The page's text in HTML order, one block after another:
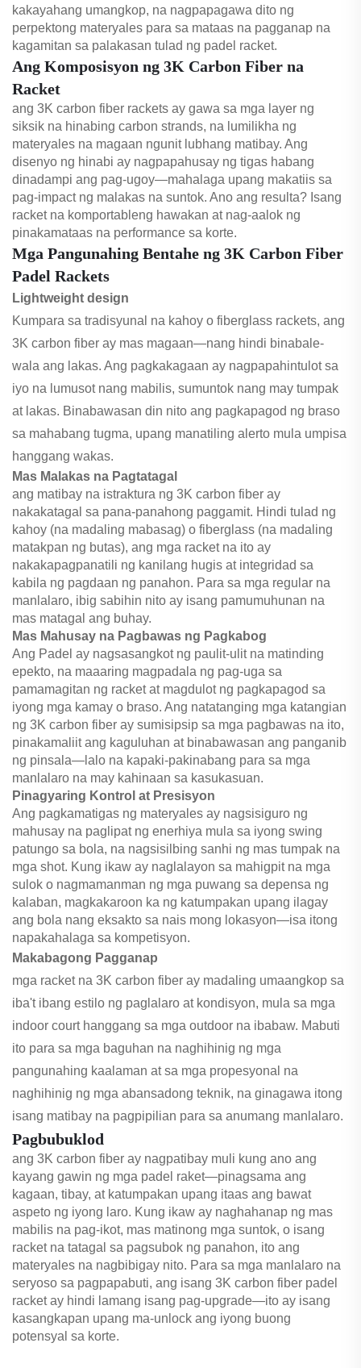
kakayahang umangkop, na nagpapagawa dito ng
perpektong materyales para sa mataas na pagganap na
kagamitan sa palakasan tulad ng padel racket.
Ang Komposisyon ng 3K Carbon Fiber na
Racket
ang 3K carbon fiber rackets ay gawa sa mga layer ng
siksik na hinabing carbon strands, na lumilikha ng
materyales na magaan ngunit lubhang matibay. Ang
disenyo ng hinabi ay nagpapahusay ng tigas habang
dinadampi ang pag-ugoy—mahalaga upang makatiis sa
pag-impact ng malakas na suntok. Ano ang resulta? Isang
racket na komportableng hawakan at nag-aalok ng
pinakamataas na performance sa korte.
Mga Pangunahing Bentahe ng 3K Carbon Fiber
Padel Rackets
Lightweight design
Kumpara sa tradisyunal na kahoy o fiberglass rackets, ang
3K carbon fiber ay mas magaan—nang hindi binabale-
wala ang lakas. Ang pagkakagaan ay nagpapahintulot sa
iyo na lumusot nang mabilis, sumuntok nang may tumpak
at lakas. Binabawasan din nito ang pagkapagod ng braso
sa mahabang tugma, upang manatiling alerto mula umpisa
hanggang wakas.
Mas Malakas na Pagtatagal
ang matibay na istraktura ng 3K carbon fiber ay
nakakatagal sa pana-panahong paggamit. Hindi tulad ng
kahoy (na madaling mabasag) o fiberglass (na madaling
matakpan ng butas), ang mga racket na ito ay
nakakapagpanatili ng kanilang hugis at integridad sa
kabila ng pagdaan ng panahon. Para sa mga regular na
manlalaro, ibig sabihin nito ay isang pamumuhunan na
mas matagal ang buhay.
Mas Mahusay na Pagbawas ng Pagkabog
Ang Padel ay nagsasangkot ng paulit-ulit na matinding
epekto, na maaaring magpadala ng pag-uga sa
pamamagitan ng racket at magdulot ng pagkapagod sa
iyong mga kamay o braso. Ang natatanging mga katangian
ng 3K carbon fiber ay sumisipsip sa mga pagbawas na ito,
pinakamaliit ang kaguluhan at binabawasan ang panganib
ng pinsala—lalo na kapaki-pakinabang para sa mga
manlalaro na may kahinaan sa kasukasuan.
Pinagyaring Kontrol at Presisyon
Ang pagkamatigas ng materyales ay nagsisiguro ng
mahusay na paglipat ng enerhiya mula sa iyong swing
patungo sa bola, na nagsisilbing sanhi ng mas tumpak na
mga shot. Kung ikaw ay naglalayon sa mahigpit na mga
sulok o nagmamanman ng mga puwang sa depensa ng
kalaban, magkakaroon ka ng katumpakan upang ilagay
ang bola nang eksakto sa nais mong lokasyon—isa itong
napakahalaga sa kompetisyon.
Makabagong Pagganap
mga racket na 3K carbon fiber ay madaling umaangkop sa
iba't ibang estilo ng paglalaro at kondisyon, mula sa mga
indoor court hanggang sa mga outdoor na ibabaw. Mabuti
ito para sa mga baguhan na naghihinig ng mga
pangunahing kaalaman at sa mga propesyonal na
naghihinig ng mga abansadong teknik, na ginagawa itong
isang matibay na pagpipilian para sa anumang manlalaro.
Pagbubuklod
ang 3K carbon fiber ay nagpatibay muli kung ano ang
kayang gawin ng mga padel raket—pinagsama ang
kagaan, tibay, at katumpakan upang itaas ang bawat
aspeto ng iyong laro. Kung ikaw ay naghahanap ng mas
mabilis na pag-ikot, mas matinong mga suntok, o isang
racket na tatagal sa pagsubok ng panahon, ito ang
materyales na nagbibigay nito. Para sa mga manlalaro na
seryoso sa pagpapabuti, ang isang 3K carbon fiber padel
racket ay hindi lamang isang pag-upgrade—ito ay isang
kasangkapan upang ma-unlock ang iyong buong
potensyal sa korte.